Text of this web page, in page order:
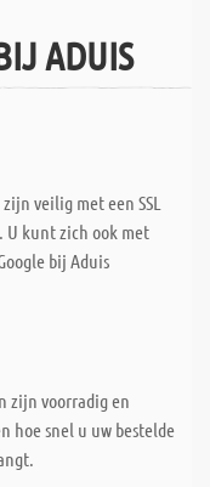
ADUIS
veilig met een SSL
kunt zich ook met
bij Aduis
zijn voorradig en
hoe snel u uw bestelde